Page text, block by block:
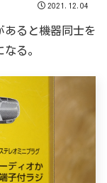
2021.12.04
あると機器同士を
なる。